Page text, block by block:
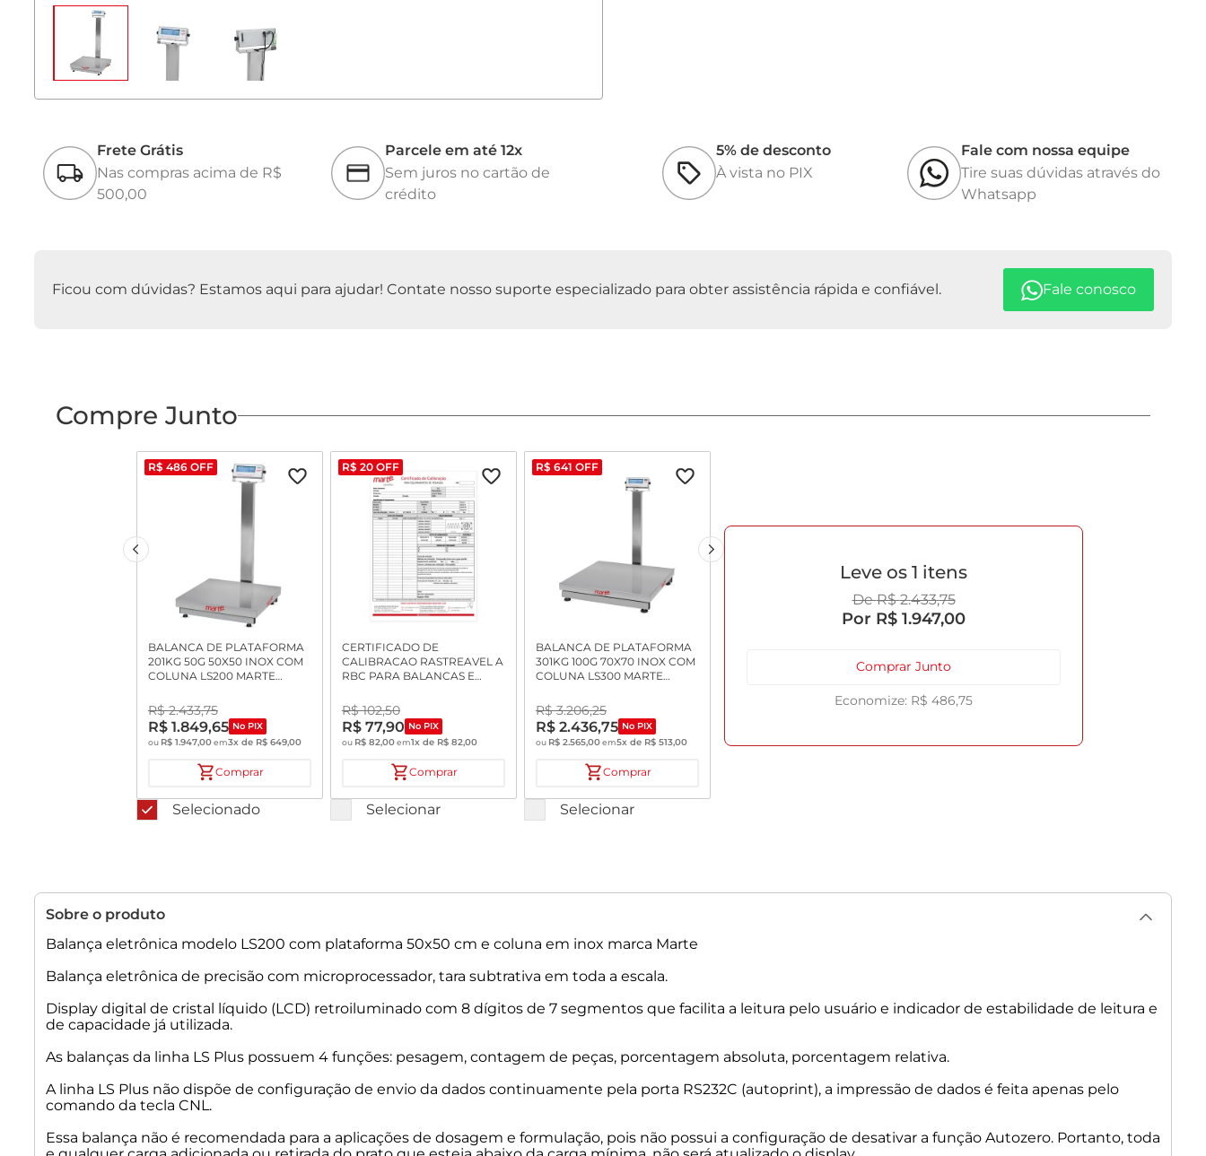
Peso Bruto: 14,2 kg
Modelo aprovado pelo Inmetro conforme portaria Inmetro/dimel nº 0228, de
21 de Julho de 2012.
Opcionais: Bateria interna recarregável, certificado de calibração, impressora
Frete Grátis
Nas compras acima de R$
500,00
Parcele em até 12x
Sem juros no cartão de
crédito
5% de desconto
À vista no PIX
Fale com nossa equipe
Tire suas dúvidas através do
Whatsapp
Ficou com dúvidas? Estamos aqui para ajudar! Contate nosso suporte especializado para obter assistência rápida e confiável. Fale conosco
Compre Junto
R$ 486 OFF
BALANCA DE PLATAFORMA
201KG 50G 50X50 INOX COM
COLUNA LS200 MARTE
R$ 2.433,75
R$ 1.849,65 No PIX
ou R$ 1.947,00em3x de R$ 649,00
Comprar
Selecionado
R$ 20 OFF
CERTIFICADO DE
CALIBRACAO RASTREAVEL A
RBC PARA BALANCAS E
UMIDADE
R$ 102,50
R$ 77,90 No PIX
ou R$ 82,00em1x de R$ 82,00
Comprar
Selecionar
R$ 641 OFF
BALANCA DE PLATAFORMA
301KG 100G 70X70 INOX COM
COLUNA LS300 MARTE
R$ 3.206,25
R$ 2.436,75 No PIX
ou R$ 2.565,00em5x de R$ 513,00
Comprar
Selecionar
R$ 2.433,75
R$ 1.947,00
1
R$ 486,75
Comprar Junto
Sobre o produto
Balança eletrônica modelo LS200 com plataforma 50x50 cm e coluna em inox marca Marte
Balança eletrônica de precisão com microprocessador, tara subtrativa em toda a escala.
Display digital de cristal líquido (LCD) retroiluminado com 8 dígitos de 7 segmentos que facilita a leitura pelo usuário e indicador de estabilidade de leitura e
de capacidade já utilizada.
As balanças da linha LS Plus possuem 4 funções: pesagem, contagem de peças, porcentagem absoluta, porcentagem relativa.
A linha LS Plus não dispõe de configuração de envio da dados continuamente pela porta RS232C (autoprint), a impressão de dados é feita apenas pelo
comando da tecla CNL.
Essa balança não é recomendada para a aplicações de dosagem e formulação, pois não possui a configuração de desativar a função Autozero. Portanto, toda